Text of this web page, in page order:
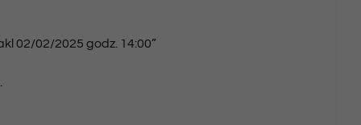
02/02/2025 godz. 14:00”